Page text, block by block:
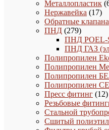
товаров
Металлопластик
Нержавейка 1717
Обратные клапана
ПНД 279279
товаров
ПНД POEL-
ПНД ГАЗ
Полипропилен
Полипропилен
Полипропилен
Полипропилен
Пресс фитинг 1212
Резьбовые
Стальной
Сшитый